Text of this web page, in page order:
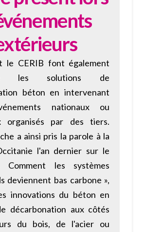
le CERIB font également
les solutions de
béton en intervenant
nationaux ou
organisés par des tiers.
a ainsi pris la parole à la
l'an dernier sur le
les systèmes
deviennent bas carbone »,
innovations du béton en
décarbonation aux côtés
du bois, de l'acier ou